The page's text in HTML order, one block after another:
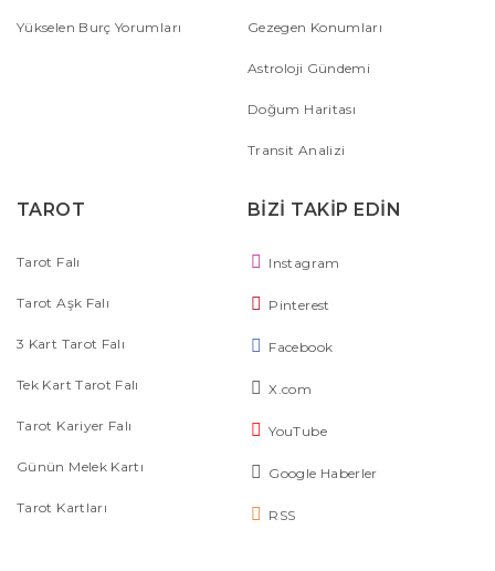
Yükselen Burç Yorumları Gezegen Konumları
Astroloji Gündemi
Doğum Haritası
Transit Analizi
TAROT
Tarot Falı
Tarot Aşk Falı
3 Kart Tarot Falı
Tek Kart Tarot Falı
Tarot Kariyer Falı
Günün Melek Kartı
Tarot Kartları
BİZİ TAKİP EDİN
Instagram
Pinterest
Facebook
X.com
YouTube
Google Haberler
RSS